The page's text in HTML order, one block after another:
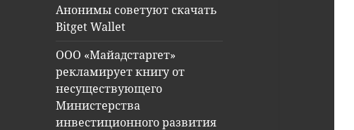
Анонимы советуют скачать
Bitget Wallet
ООО «Майадстаргет»
рекламирует книгу от
несуществующего
Министерства
инвестиционного развития